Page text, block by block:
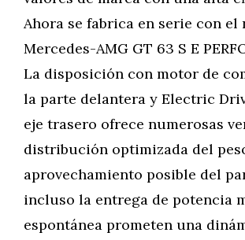
Ahora se fabrica en serie con el
Mercedes-AMG GT 63 S E
La disposición con motor de
la parte delantera y Electric
eje trasero ofrece numerosas
distribución optimizada del
aprovechamiento posible del
incluso la entrega de potencia
espontánea prometen una